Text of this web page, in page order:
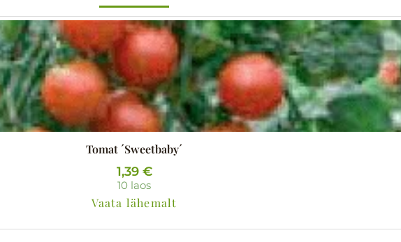
Tomat ´Sweetbaby´
1,39 €
10 laos
Vaata lähemalt